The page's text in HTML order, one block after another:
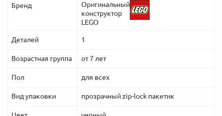
Бренд
Оригинальный
конструктор
LEGO
Деталей 1
Возрастная группа от 7 лет
Пол для всех
Вид упаковки прозрачный zip-lock пакетик